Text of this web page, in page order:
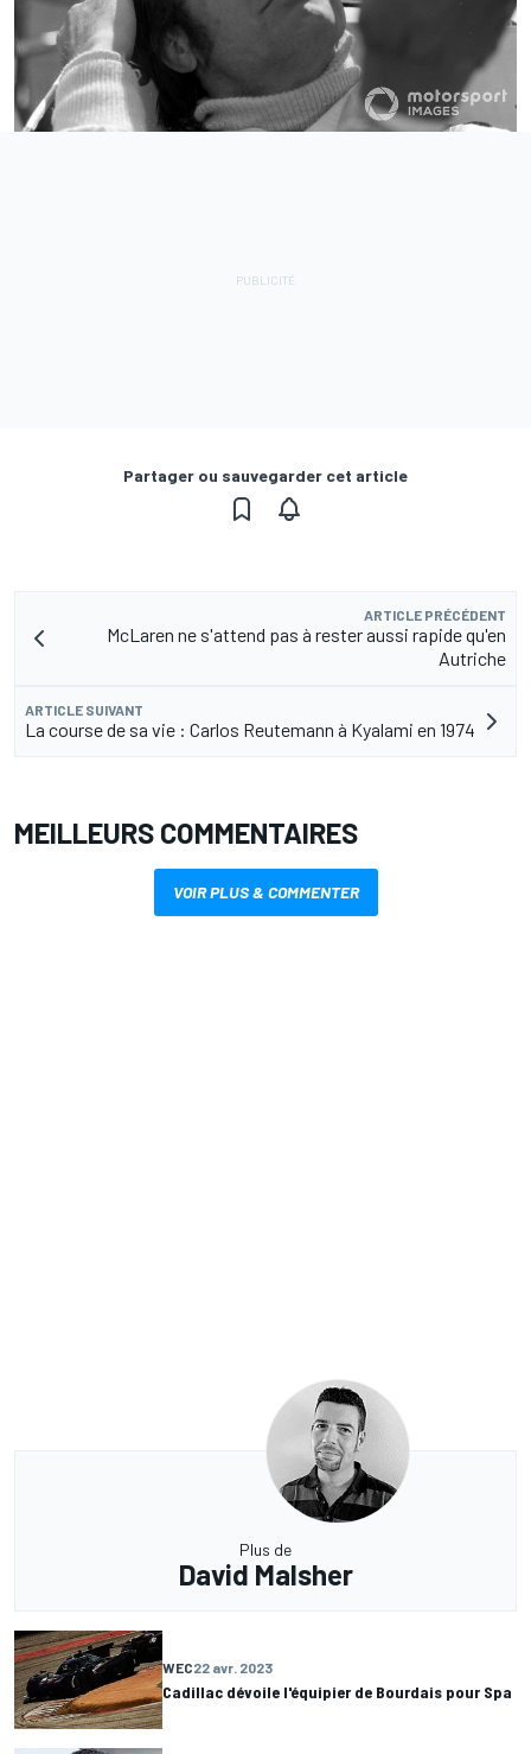
Partager ou sauvegarder cet article
ARTICLE PRÉCÉDENT
McLaren ne s'attend pas à rester aussi rapide qu'en
Autriche
ARTICLE SUIVANT
La course de sa vie : Carlos Reutemann à Kyalami en 1974
MEILLEURS COMMENTAIRES
VOIR PLUS & COMMENTER
Plus de
David Malsher
WEC22 avr. 2023
Cadillac dévoile l'équipier de Bourdais pour Spa